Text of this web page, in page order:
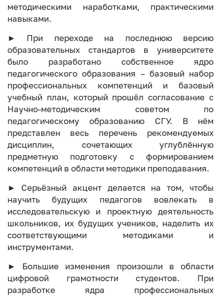
методическими наработками, практическими
навыками.
► При переходе на последнюю версию
образовательных стандартов в университете
было разработано собственное ядро
педагогического образования – базовый набор
профессиональных компетенций и базовый
учебный план, который прошёл согласование с
Научно-методическим советом по
педагогическому образованию СГУ. В нём
представлен весь перечень рекомендуемых
дисциплин, сочетающих углублённую
предметную подготовку с формированием
компетенций в области методики преподавания.
► Серьёзный акцент делается на том, чтобы
научить будущих педагогов вовлекать в
исследовательскую и проектную деятельность
школьников, их будущих учеников, наделить их
соответствующими методиками и
инструментами.
► Большие изменения произошли в области
цифровой грамотности студентов. При
разработке ядра профессиональных